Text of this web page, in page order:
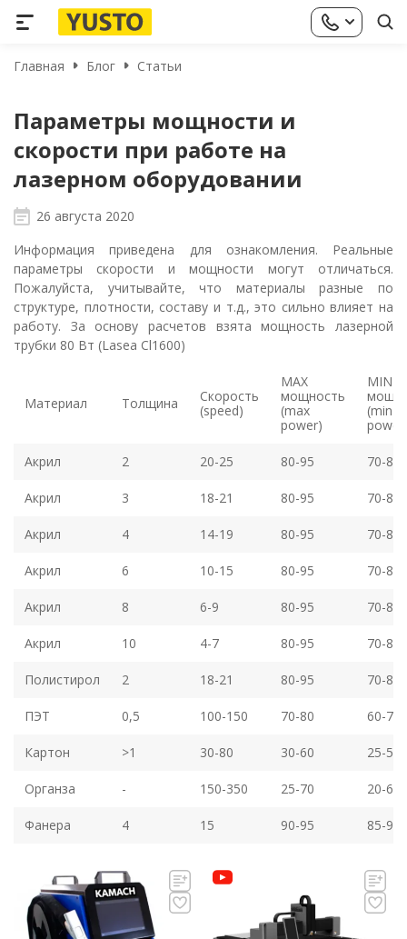
Главная Блог Статьи
Параметры мощности и
скорости при работе на
лазерном оборудовании
26 августа 2020
Информация приведена для ознакомления. Реальные
параметры скорости и мощности могут отличаться.
Пожалуйста, учитывайте, что материалы разные по
структуре, плотности, составу и т.д., это сильно влияет на
работу. За основу расчетов взята мощность лазерной
трубки 80 Вт (Lasea Cl1600)
Материал Толщина
Скорость
(speed)
MAX
мощность
(max
power)
MIN
(min
Акрил 2 20-25 80-95 70-85
Акрил 3 18-21 80-95 70-85
Акрил 4 14-19 80-95 70-85
Акрил 6 10-15 80-95 70-85
Акрил 8 6-9 80-95 70-85
Акрил 10 4-7 80-95 70-85
Полистирол 2 18-21 80-95 70-85
ПЭТ 0,5 100-150 70-80 60-70
Картон >1 30-80 30-60 25-55
Органза - 150-350 25-70 20-65
Фанера 4 15 90-95 85-90